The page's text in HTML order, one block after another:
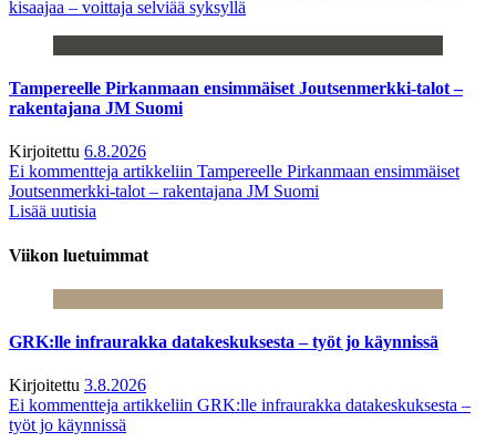
kisaajaa – voittaja selviää syksyllä
Tampereelle Pirkanmaan ensimmäiset Joutsenmerkki-talot –
rakentajana JM Suomi
Kirjoitettu 6.8.2026
Ei kommentteja artikkeliin Tampereelle Pirkanmaan ensimmäiset
Joutsenmerkki-talot – rakentajana JM Suomi
Lisää uutisia
Viikon luetuimmat
GRK:lle infraurakka datakeskuksesta – työt jo käynnissä
Kirjoitettu 3.8.2026
Ei kommentteja artikkeliin GRK:lle infraurakka datakeskuksesta –
työt jo käynnissä